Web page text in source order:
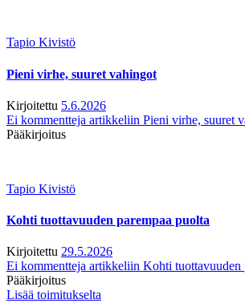
Tapio Kivistö
Pieni virhe, suuret vahingot
Kirjoitettu 5.6.2026
Ei kommentteja artikkeliin Pieni virhe, suuret
Pääkirjoitus
Tapio Kivistö
Kohti tuottavuuden parempaa puolta
Kirjoitettu 29.5.2026
Ei kommentteja artikkeliin Kohti tuottavuuden
Pääkirjoitus
Lisää toimitukselta